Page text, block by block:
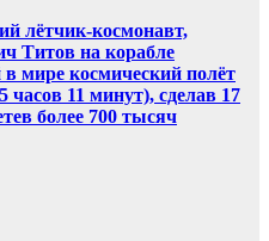
лётчик-космонавт,
Титов на корабле
мире космический полёт
часов 11 минут), сделав 17
более 700 тысяч